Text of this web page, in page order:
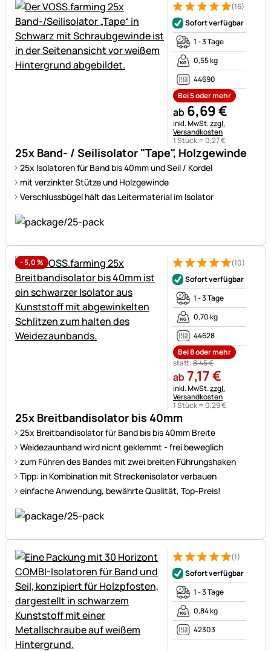
25x Band- / Seilisolator "Tape", Holzgewinde
25x Isolatoren für Band bis 40mm und Seil / Kordel
mit verzinkter Stütze und Holzgewinde
Verschlussbügel hält das Leitermaterial im Isolator
Bewertung: 5 von 5 (16
16 Bewertungen (16)
Sofort verfügbar
1 - 3 Tage
0,55 kg
44690
Bei 5 oder mehr
ab 6,69€
Steuerhinweis:
inkl. MwSt.zzgl.
Versandkosten
1 Stück = 0,27€
-5,0%
25x Breitbandisolator bis 40mm
25x Breitbandisolator für Band bis bis 40mm Breite
Weidezaunband wird nicht geklemmt - frei beweglich
zum Führen des Bandes mit zwei breiten Führungshaken
Tipp: in Kombination mit Streckenisolator verbauen
einfache Anwendung, bewährte Qualität, Top-Preis!
Bewertung: 5 von 5 (10
10 Bewertungen (10)
Sofort verfügbar
1 - 3 Tage
0,70 kg
44628
Bei 8 oder mehr
statt:8,45€
ab7,17€
Steuerhinweis:
inkl. MwSt.zzgl.
Versandkosten
1 Stück = 0,29€
Bewertung: 5 von 5 (1
1 Bewertung
(1)
Sofort verfügbar
1 - 3 Tage
0,84 kg
42303